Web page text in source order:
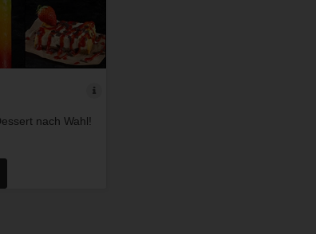
nach Wahl!